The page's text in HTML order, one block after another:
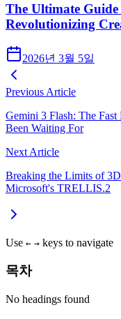
The Ultimate
Revolutionizing
2026년 3월 5일
Previous Article
Gemini 3 Flash: The
Been Waiting For
Next Article
Breaking the Limits of
Microsoft's TRELLIS.2
Use ← → keys to navigate
목차
No headings found